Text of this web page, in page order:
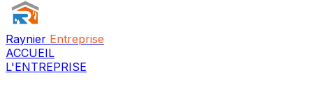
Raynier Entreprise
ACCUEIL
L'ENTREPRISE